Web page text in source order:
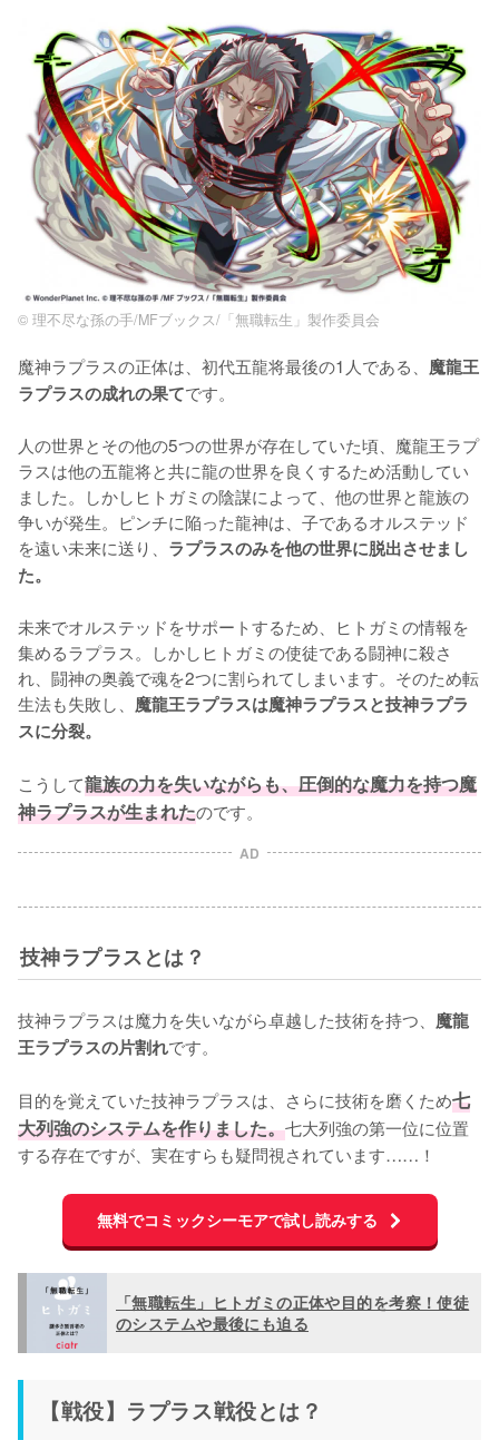
© 理不尽な孫の手/MFブックス/「無職転生」製作委員会
魔神ラプラスの正体は、初代五龍将最後の1人である、 魔龍王
ラプラスの成れの果てです。
人の世界とその他の5つの世界が存在していた頃、魔龍王ラプ
ラスは他の五龍将と共に龍の世界を良くするため活動してい
ました。しかしヒトガミの陰謀によって、他の世界と龍族の
争いが発生。ピンチに陥った龍神は、子であるオルステッド
を遠い未来に送り、 ラプラスのみを他の世界に脱出させまし
た。
未来でオルステッドをサポートするため、ヒトガミの情報を
集めるラプラス。しかしヒトガミの使徒である闘神に殺さ
れ、闘神の奥義で魂を2つに割られてしまいます。そのため転
生法も失敗し、 魔龍王ラプラスは魔神ラプラスと技神ラプラ
スに分裂。
こうして龍族の力を失いながらも、圧倒的な魔力を持つ魔
神ラプラスが生まれたのです。
AD
技神ラプラスとは？
技神ラプラスは魔力を失いながら卓越した技術を持つ、 魔龍
王ラプラスの片割れです。
目的を覚えていた技神ラプラスは、さらに技術を磨くため七
大列強のシステムを作りました。七大列強の第一位に位置
する存在ですが、実在すらも疑問視されています……！
無料でコミックシーモアで試し読みする
「無職転生」ヒトガミの正体や目的を考察！使徒
のシステムや最後にも迫る
【戦役】ラプラス戦役とは？